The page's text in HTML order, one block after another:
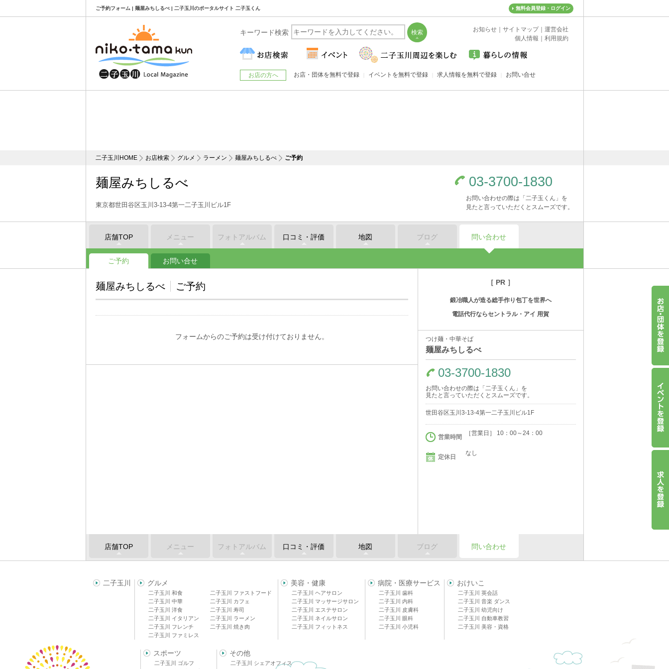
ご予約フォーム | 麺屋みちしるべ | 二子玉川のポータルサイト 二子玉くん 無料会員登録・ログイン
二子玉川HOME お店検索 グルメ ラーメン 麺屋みちしるべ ご予約
麺屋みちしるべ
東京都世田谷区玉川3-13-4第一二子玉川ビル1F
03-3700-1830
お問い合わせの際は「二子玉くん」を
見たと言っていただくとスムーズです。
店舗TOP メニュー フォトアルバム 口コミ・評価 地図 ブログ 問い合わせ
ご予約 お問い合せ
麺屋みちしるべ ご予約
フォームからのご予約は受け付けておりません。
［ PR ］
鍛冶職人が造る総手作り包丁を世界へ
電話代行ならセントラル・アイ 用賀
つけ麺・中華そば
麺屋みちしるべ
03-3700-1830
お問い合わせの際は「二子玉くん」を
見たと言っていただくとスムーズです。
世田谷区玉川3-13-4第一二子玉川ビル1F
営業時間
［営業日］ 10：00～24：00
定休日
なし
店舗TOP メニュー フォトアルバム 口コミ・評価 地図 ブログ 問い合わせ
二子玉川 グルメ
二子玉川 和食
二子玉川 中華
二子玉川 洋食
二子玉川 イタリアン
二子玉川 フレンチ
二子玉川 ファミレス
二子玉川 ファストフード
二子玉川 カフェ
二子玉川 寿司
二子玉川 ラーメン
二子玉川 焼き肉
美容・健康
二子玉川 ヘアサロン
二子玉川 マッサージサロン
二子玉川 エステサロン
二子玉川 ネイルサロン
二子玉川 フィットネス
病院・医療サービス
二子玉川 歯科
二子玉川 内科
二子玉川 皮膚科
二子玉川 眼科
二子玉川 小児科
おけいこ
二子玉川 英会話
二子玉川 音楽 ダンス
二子玉川 幼児向け
二子玉川 自動車教習
二子玉川 美容・資格
スポーツ
二子玉川 ゴルフ
その他
二子玉川 シェアオフィス
キーワード検索 お知らせ サイトマップ｜ 運営会社
個人情報
利用規約
お店の方へ お店・団体を無料で登録 イベントを無料で登録 求人情報を無料で登録 お問い合せ